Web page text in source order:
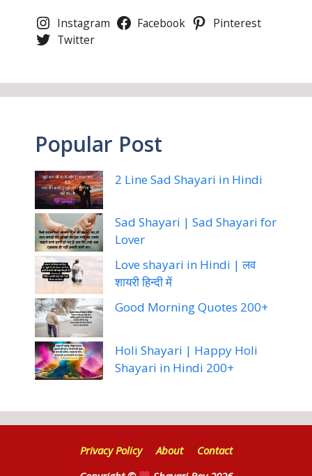
Instagram Facebook
Pinterest
Twitter
Popular Post
2 Line Sad Shayari in Hindi
Sad Shayari | Sad Shayari for
Lover
Love shayari in Hindi | लव
शायरी हिन्दी में
Good Morning Quotes 200+
Holi Shayari | Happy Holi
Shayari in Hindi 200+
Privacy Policy About
Contact